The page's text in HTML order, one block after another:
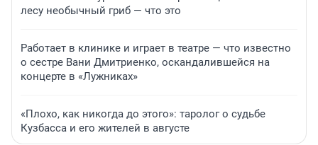
лесу необычный гриб — что это
Работает в клинике и играет в театре — что известно
о сестре Вани Дмитриенко, оскандалившейся на
концерте в «Лужниках»
«Плохо, как никогда до этого»: таролог о судьбе
Кузбасса и его жителей в августе